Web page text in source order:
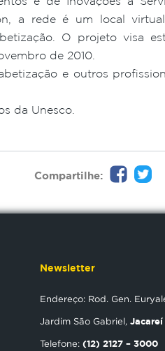
a rede é um local
O projeto visa
de 2010.
e outros
da Unesco.
Compartilhe:
Newsletter
Endereço: Rod. Gen.
Jardim São Gabriel, Jacareí
Telefone: (12) 2127 – 3000